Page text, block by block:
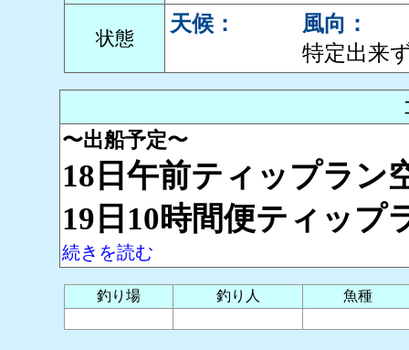
状態
天候：
風向：
特定出来
〜出船予定〜
18日午前ティップラン
19日10時間便ティッ
続きを読む
釣り場 釣り人 魚種